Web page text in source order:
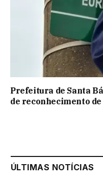
Prefeitura de Santa
de reconhecimento
ÚLTIMAS NOTÍCIAS